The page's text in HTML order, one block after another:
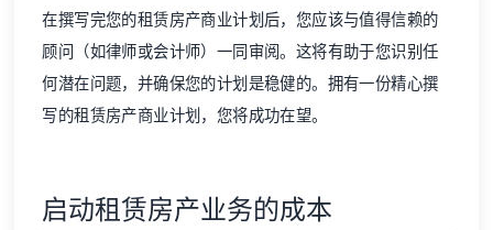
在撰写完您的租赁房产商业计划后，您应该与值得信赖的
顾问（如律师或会计师）一同审阅。这将有助于您识别任
何潜在问题，并确保您的计划是稳健的。拥有一份精心撰
写的租赁房产商业计划，您将成功在望。
启动租赁房产业务的成本